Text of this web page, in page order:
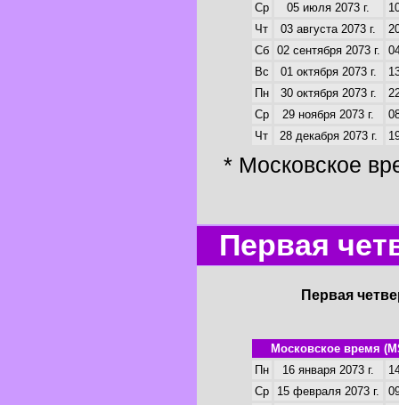
Ср
05 июля 2073 г.
Чт
03 августа 2073 г.
Сб
02 сентября 2073 г.
Вс
01 октября 2073 г.
Пн
30 октября 2073 г.
Ср
29 ноября 2073 г.
Чт
28 декабря 2073 г.
* Московское
Первая
Первая
Московское время
Пн
16 января 2073 г.
Ср
15 февраля 2073 г.